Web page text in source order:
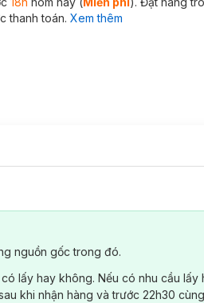
thanh toán. Xem thêm
nguồn gốc trong đó.
lấy hay không. Nếu có nhu cầu lấy
khi nhận hàng và trước 22h30